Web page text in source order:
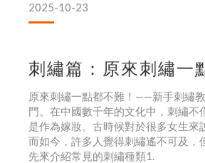
2025-10-23
刺繡篇：原來刺繡
原來刺繡一點都不難！——新手刺繡
門。在中國數千年的文化中，刺繡
是作為嫁妝。古時候對於很多女生
而如今，許多人覺得刺繡遙不可及
先來介紹常見的刺繡種類1.